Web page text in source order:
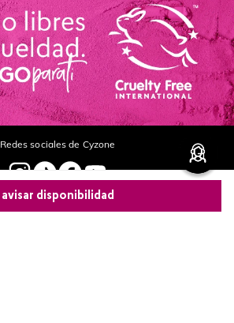
avisar disponibilidad
Redes sociales de Cyzone